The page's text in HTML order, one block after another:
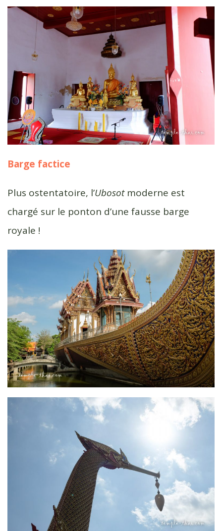
Barge factice
Plus ostentatoire, l’Ubosotmoderne est
chargé sur le ponton d’une fausse barge
royale !